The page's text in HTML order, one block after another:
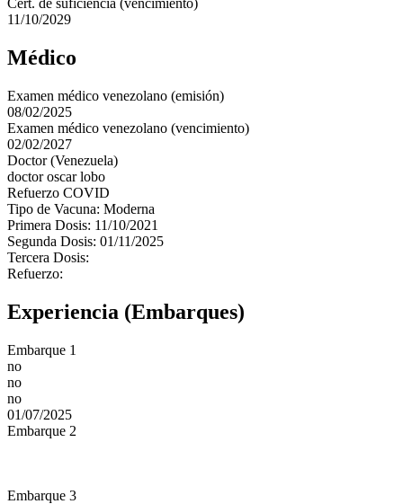
Cert. de suficiencia (vencimiento)
11/10/2029
Médico
Examen médico venezolano (emisión)
08/02/2025
Examen médico venezolano (vencimiento)
02/02/2027
Doctor (Venezuela)
doctor oscar lobo
Refuerzo COVID
Tipo de Vacuna: Moderna
Primera Dosis: 11/10/2021
Segunda Dosis: 01/11/2025
Tercera Dosis:
Refuerzo:
Experiencia (Embarques)
Embarque 1
no
no
no
01/07/2025
Embarque 2
Embarque 3